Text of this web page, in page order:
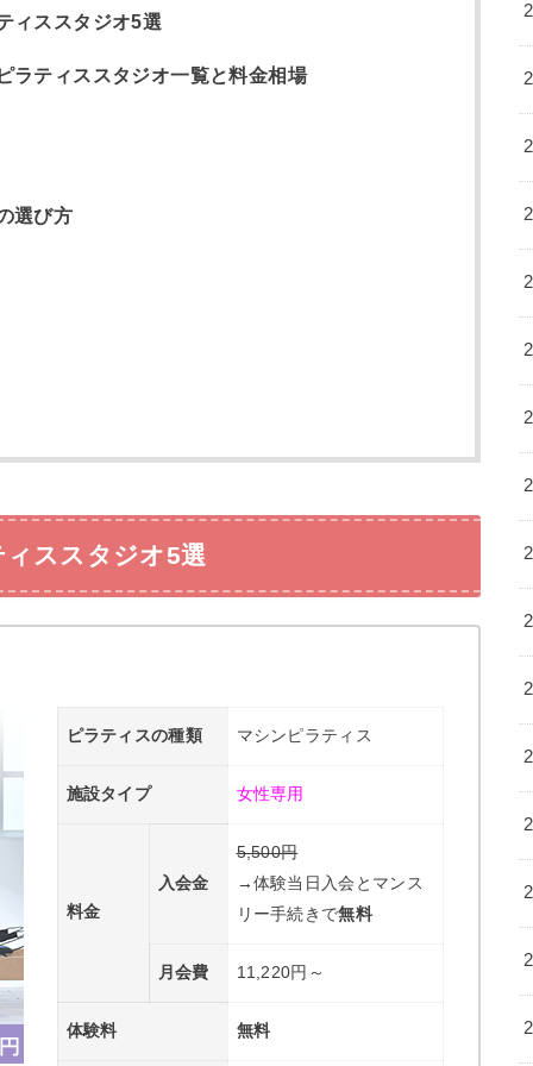
ィススタジオ5選
ラティススタジオ一覧と料金相場
選び方
ススタジオ5選
ピラティスの種類 マシンピラティス
施設タイプ 女性専用
料金
入会金
5,500円
→体験当日入会とマンス
リー手続きで無料
月会費 11,220円～
体験料 無料